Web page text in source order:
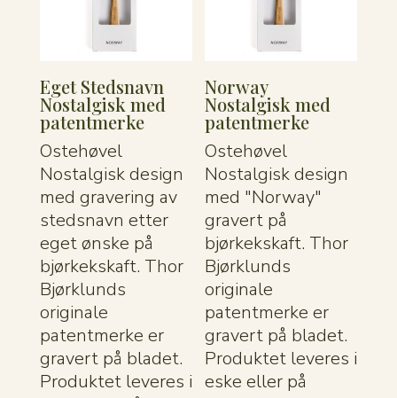
Eget Stedsnavn
Nostalgisk med
patentmerke
Ostehøvel
Nostalgisk design
med gravering av
stedsnavn etter
eget ønske på
bjørkekskaft. Thor
Bjørklunds
originale
patentmerke er
gravert på bladet.
Produktet leveres i
Norway
Nostalgisk med
patentmerke
Ostehøvel
Nostalgisk design
med "Norway"
gravert på
bjørkekskaft. Thor
Bjørklunds
originale
patentmerke er
gravert på bladet.
Produktet leveres i
eske eller på